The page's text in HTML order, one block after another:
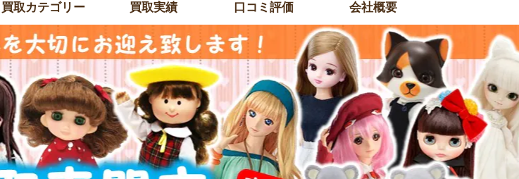
買取カテゴリー 買取実績 口コミ評価 会社概要